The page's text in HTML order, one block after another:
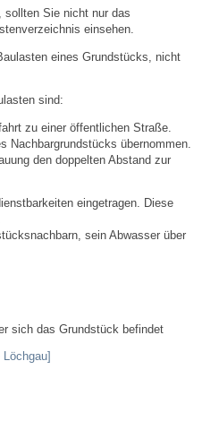
sollten Sie nicht nur das
einsehen.
eines Grundstücks, nicht
sind:
zu einer öffentlichen Straße.
Nachbargrundstücks übernommen.
den doppelten Abstand zur
eingetragen. Diese
sein Abwasser über
sich das Grundstück befindet